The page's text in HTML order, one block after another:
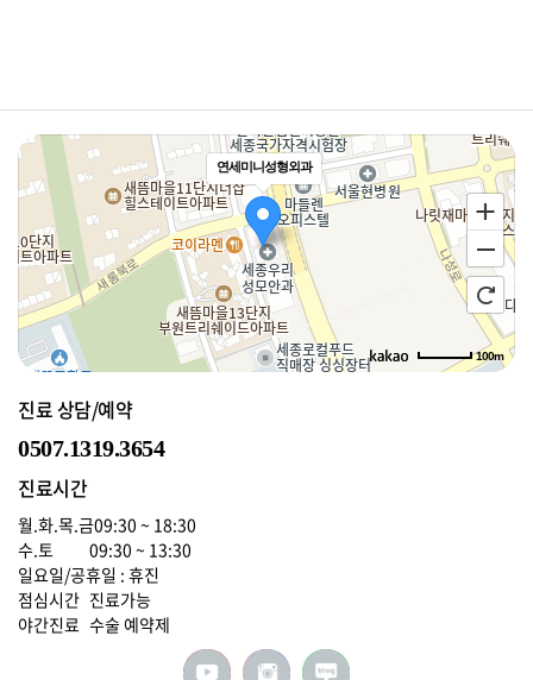
연세미니성형외과
100m
진료 상담/예약
0507.1319.3654
진료시간
월.화.목.금09:30 ~ 18:30
수.토
09:30 ~ 13:30
일요일/공휴일 : 휴진
점심시간 진료가능
야간진료 수술 예약제